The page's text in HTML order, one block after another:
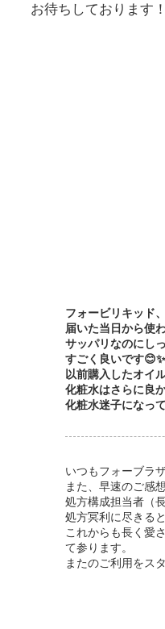
お待ちしております！
フォービリキッド、
届いた当日から使
サッパリなのにし
すごく良いです😊✨
以前購入したオイ
化粧水はさらに良
化粧水迷子になっ
いつもフォーブラ
また、早速のご感
処方構成担当者（
処方冥利に尽きる
これからも​長く愛
て参ります。
またのご利用をス